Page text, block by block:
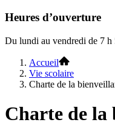
Heures d’ouverture
Du lundi au vendredi de 7 h
Accueil
Vie scolaire
Charte de la
Charte de la